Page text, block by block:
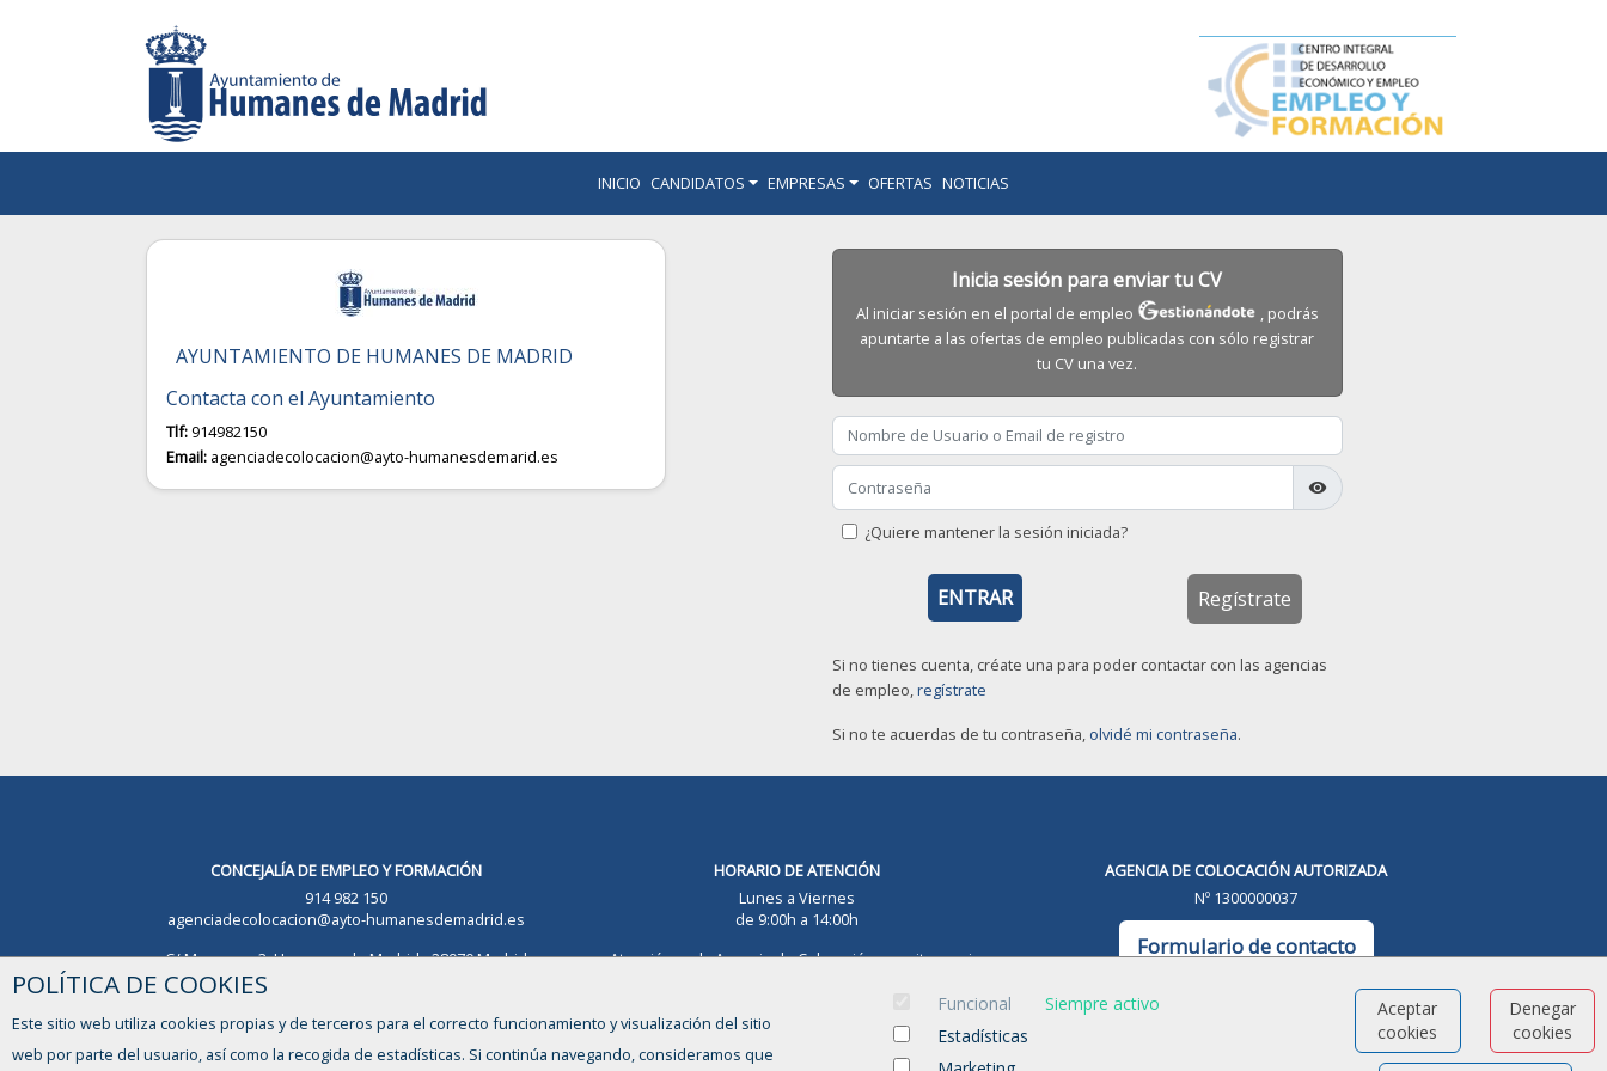
INICIO CANDIDATOS EMPRESAS OFERTAS NOTICIAS
AYUNTAMIENTO DE HUMANES DE MADRID
Contacta con el Ayuntamiento
Tlf: 914982150
Email: agenciadecolocacion@ayto-humanesdemarid.es
Inicia sesión para enviar tu CV
Al iniciar sesión en el portal de empleo
, podrás
apuntarte a las ofertas de empleo publicadas con sólo registrar
tu CV una vez.
visibility
¿Quiere mantener la sesión iniciada?
Regístrate
Si no tienes cuenta, créate una para poder contactar con las agencias
de empleo,regístrate
Si no te acuerdas de tu contraseña, olvidé mi contraseña.
CONCEJALÍA DE EMPLEO Y FORMACIÓN
914 982 150
agenciadecolocacion@ayto-humanesdemadrid.es
C/ Macarena 3, Humanes de Madrid - 28970 Madrid
HORARIO DE ATENCIÓN
Lunes a Viernes
de 9:00h a 14:00h
Atención en la Agencia de Colocación con cita previa.
AGENCIA DE COLOCACIÓN AUTORIZADA
Nº 1300000037
Formulario de contacto
POLÍTICA DE COOKIES
Este sitio web utiliza cookies propias y de terceros para el correcto funcionamiento y visualización del sitio
web por parte del usuario, así como la recogida de estadísticas. Si continúa navegando, consideramos que
Funcional
Siempre activo
Estadísticas
Aceptar
cookies
Denegar
cookies